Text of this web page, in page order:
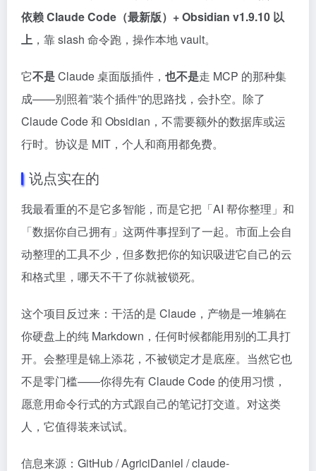
依赖 Claude Code（最新版）+ Obsidian v1.9.10 以
上 ，靠 slash 命令跑，操作本地 vault。
它不是Claude 桌面版插件， 也不是走 MCP 的那种集
成——别照着”装个插件”的思路找，会扑空。除了
Claude Code 和 Obsidian，不需要额外的数据库或运
行时。协议是 MIT，个人和商用都免费。
说点实在的
我最看重的不是它多智能，而是它把「AI 帮你整理」和
「数据你自己拥有」这两件事捏到了一起。市面上会自
动整理的工具不少，但多数把你的知识吸进它自己的云
和格式里，哪天不干了你就被锁死。
这个项目反过来：干活的是 Claude，产物是一堆躺在
你硬盘上的纯 Markdown，任何时候都能用别的工具打
开。会整理是锦上添花，不被锁定才是底座。当然它也
不是零门槛——你得先有 Claude Code 的使用习惯，
愿意用命令行式的方式跟自己的笔记打交道。对这类
人，它值得装来试试。
信息来源：GitHub / AgriciDaniel / claude-